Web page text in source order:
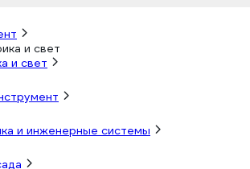
и свет
и инженерные системы